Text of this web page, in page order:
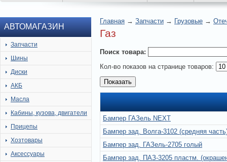
АВТОМАГАЗИН
Запчасти
Шины
Диски
АКБ
Масла
Кабины, кузова, двигатели
Прицепы
Хозтовары
Аксессуары
Главная → Запчасти → Грузовые →
Газ
Поиск товара:
Кол-во показов на странице товаров:
Бампер ГАЗель NEXT
Бампер зад. Волга-3102 (средняя
Бампер зад. ГАЗель-2705 голый
Бампер зад. ПАЗ-3205 пластм.